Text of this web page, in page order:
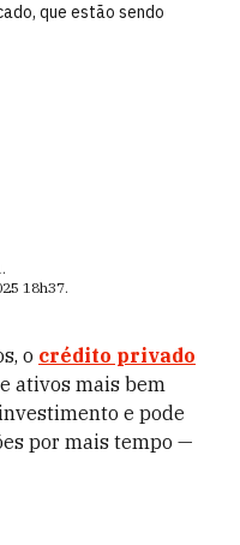
que estão sendo
.
18h37.
o crédito privado
ativos mais bem
e pode
por mais tempo —